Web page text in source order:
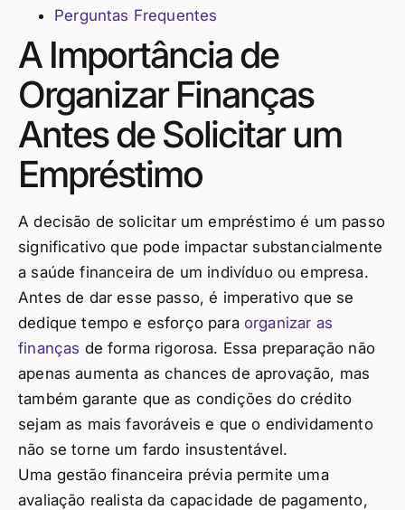
Perguntas Frequentes
A Importância de
Organizar Finanças
Antes de Solicitar um
Empréstimo
A decisão de solicitar um empréstimo é um passo
significativo que pode impactar substancialmente
a saúde financeira de um indivíduo ou empresa.
Antes de dar esse passo, é imperativo que se
dedique tempo e esforço para organizar as
finanças de forma rigorosa. Essa preparação não
apenas aumenta as chances de aprovação, mas
também garante que as condições do crédito
sejam as mais favoráveis e que o endividamento
não se torne um fardo insustentável.
Uma gestão financeira prévia permite uma
avaliação realista da capacidade de pagamento,